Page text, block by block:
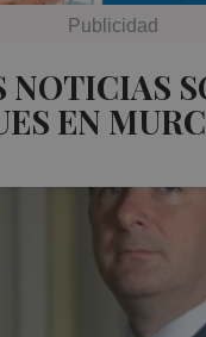
NOTICIAS
EN